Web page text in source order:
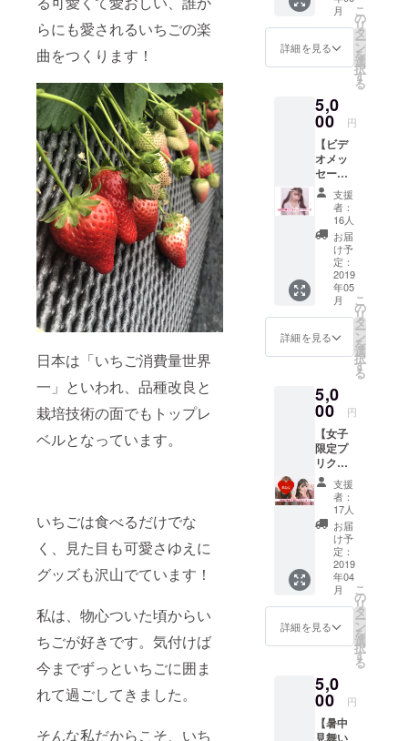
らにも愛されるいちごの楽
曲をつくります！
日本は「いちご消費量世界
一」といわれ、品種改良と
栽培技術の面でもトップレ
ベルとなっています。
いちごは食べるだけでな
く、見た目も可愛さゆえに
グッズも沢山でています！
私は、物心ついた頃からい
ちごが好きです。気付けば
今までずっといちごに囲ま
れて過ごしてきました。
そんな私だからこそ、いち
となり
ます。
⚠︎こち
らは
チェキ
プレゼ
ントと
なりま
す。
月
詳細を見る
こ
の
リ
タ
ー
ン
を
選
択
す
る
5,0
00 円
【ビデ
オメッ
セージ
コー
ス】 ２
０秒〜
１分程
の感謝
のビデ
オメッ
セージ
を宮島
るりか
公式
LINEか
らあな
人ライ
ンに特
別送信
しま
す！ ⚠︎
宮島る
りか公
式ライ
ンご登
録お願
いしま
す。
支援
者：
16人
お届
け予
定：
2019
年05
月
詳細を見る
こ
の
リ
タ
ー
ン
を
選
択
す
る
5,0
00 円
【女子
限定プ
リクラ
コー
ス】 こ
ちらは
４月２
８日新
宿、渋
谷エリ
アにお
越しい
ただけ
る女性
限定の
リター
りま
す！ ⚠︎
時間、
場所に
支援
者：
17人
お届
け予
定：
2019
年04
月
詳細を見る
こ
の
リ
タ
ー
ン
を
選
択
す
る
5,0
00 円
【暑中
見舞い